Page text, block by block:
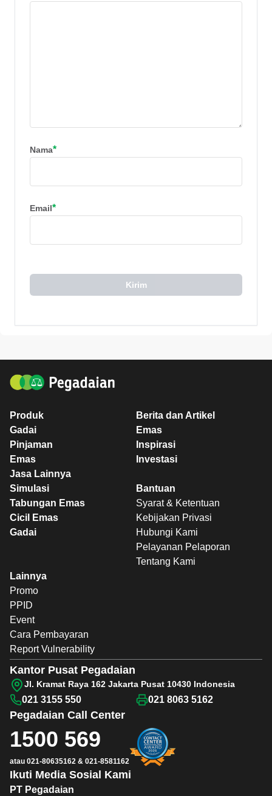
Nama*
Email*
Kirim
Produk
Gadai
Pinjaman
Emas
Jasa Lainnya
Berita dan Artikel
Emas
Inspirasi
Investasi
Simulasi
Tabungan Emas
Cicil Emas
Gadai
Bantuan
Syarat & Ketentuan
Kebijakan Privasi
Hubungi Kami
Pelayanan Pelaporan
Tentang Kami
Lainnya
Promo
PPID
Event
Cara Pembayaran
Report Vulnerability
PT Pegadaian
Ikuti Media Sosial Kami
Pegadaian Call Center
1500 569
atau 021-80635162 & 021-8581162
Kantor Pusat Pegadaian
Jl. Kramat Raya 162 Jakarta Pusat 10430 Indonesia
021 3155 550 021 8063 5162